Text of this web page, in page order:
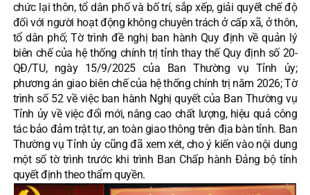
chức lại thôn, tổ dân phố và bố trí, sắp xếp, giải quyết chế độ
đối với người hoạt động không chuyên trách ở cấp xã, ở thôn,
tổ dân phố; Tờ trình đề nghị ban hành Quy định về quản lý
biên chế của hệ thống chính trị tỉnh thay thế Quy định số 20-
QĐ/TU, ngày 15/9/2025 của Ban Thường vụ Tỉnh ủy;
phương án giao biên chế của hệ thống chính trị năm 2026; Tờ
trình số 52 về việc ban hành Nghị quyết của Ban Thường vụ
Tỉnh ủy về việc đổi mới, nâng cao chất lượng, hiệu quả công
tác bảo đảm trật tự, an toàn giao thông trên địa bàn tỉnh. Ban
Thường vụ Tỉnh ủy cũng đã xem xét, cho ý kiến vào nội dung
một số tờ trình trước khi trình Ban Chấp hành Đảng bộ tỉnh
quyết định theo thẩm quyền.